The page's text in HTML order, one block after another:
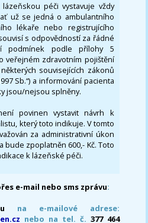
péči vystavuje vždy
už se jedná o ambulantního
lékaře nebo registrujícího
s odpovědností za řádné
podmínek podle přílohy 5
veřejném zdravotním pojištění
souvisejících zákonů
Sb.“) a informování pacienta
jsou/nejsou splněny.
povinen vystavit návrh k
který toto indikuje. V tomto
za administrativní úkon
bude zpoplatněn 600,- Kč. Toto
k lázeňské péči.
e-mail nebo sms zprávu:
na e-mailové adrese:
nebo na tel. č. 377 464